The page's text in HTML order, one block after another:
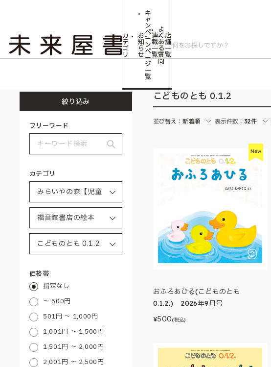
カ
テ
ゴ
リ
お
知
ら
せ
キ
ャ
ン
ペ
ー
ン
ペ
ー
ジ
一
覧
連
載
一
覧
よ
く
あ
る
質
問
店
舗
一
覧
福音館書店の絵本
絞り込み
フリーワード
カテゴリ
価格帯
指定なし
～ 500円
501円 ～ 1,000円
1,001円 ～ 1,500円
1,501円 ～ 2,000円
2,001円 ～ 2,500円
こどものとも 0.1.2
並び替え： 新着順 表示件数： 32件
おふろあひる(こどものとも
0.1.2.) 2026年9月号
¥500(税込)